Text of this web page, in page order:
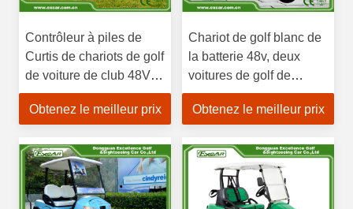
Contrôleur à piles de
Curtis de chariots de golf
de voiture de club 48V
275A pour la visite
touristique
Obtenez le meilleur prix
Chariot de golf blanc de
la batterie 48v, deux
voitures de golf de
voiture de club de
passager avec
imperméable de 100%
Obtenez le meilleur prix